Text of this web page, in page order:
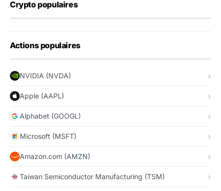
Crypto populaires
Actions populaires
NVIDIA (NVDA)
Apple (AAPL)
Alphabet (GOOGL)
Microsoft (MSFT)
Amazon.com (AMZN)
Taiwan Semiconductor Manufacturing (TSM)